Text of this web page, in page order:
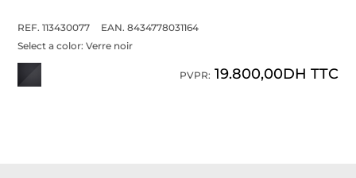
REF. 113430077
EAN. 8434778031164
Select a color:Verre noir
PVPR: 19.800,00DH TTC